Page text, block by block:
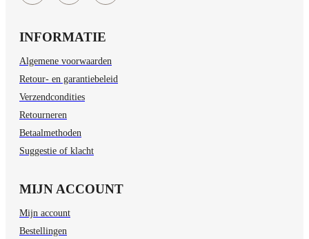
INFORMATIE
Algemene voorwaarden
Retour- en garantiebeleid
Verzendcondities
Retourneren
Betaalmethoden
Suggestie of klacht
MIJN ACCOUNT
Mijn account
Bestellingen